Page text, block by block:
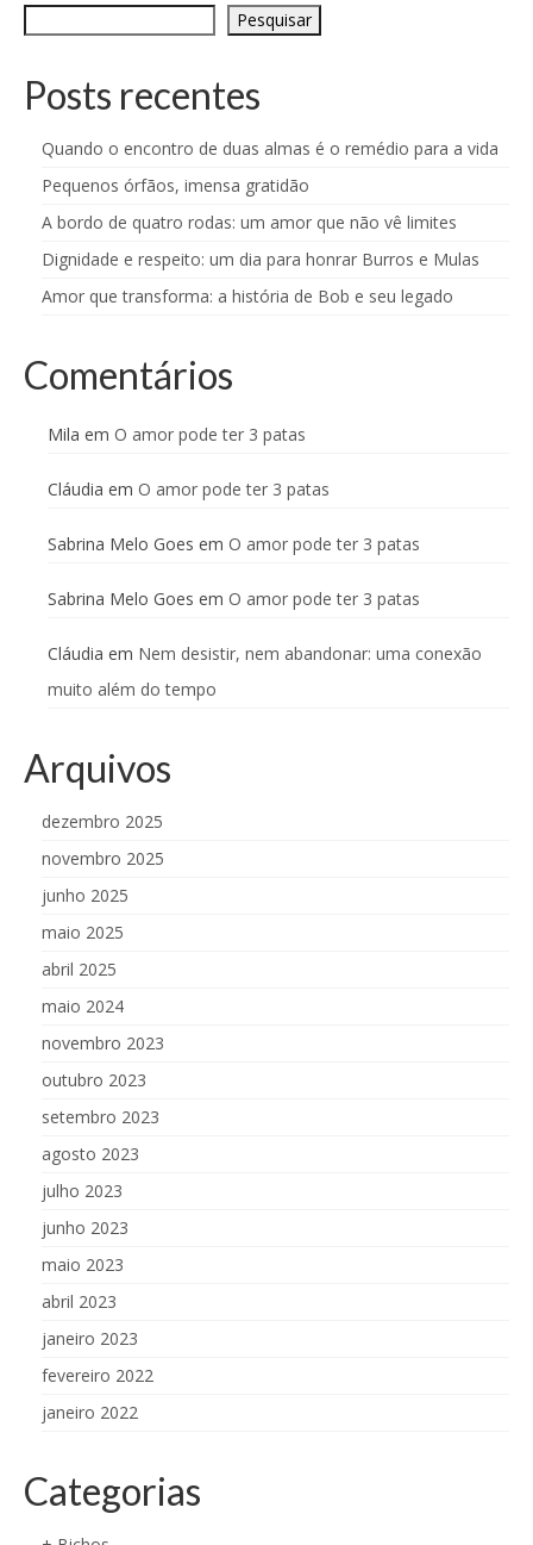
Pesquisar
Posts recentes
Quando o encontro de duas almas é o remédio para a vida
Pequenos órfãos, imensa gratidão
A bordo de quatro rodas: um amor que não vê limites
Dignidade e respeito: um dia para honrar Burros e Mulas
Amor que transforma: a história de Bob e seu legado
Comentários
Mila em O amor pode ter 3 patas
Cláudia em O amor pode ter 3 patas
Sabrina Melo Goes em O amor pode ter 3 patas
Sabrina Melo Goes em O amor pode ter 3 patas
Cláudia em Nem desistir, nem abandonar: uma conexão
muito além do tempo
Arquivos
dezembro 2025
novembro 2025
junho 2025
maio 2025
abril 2025
maio 2024
novembro 2023
outubro 2023
setembro 2023
agosto 2023
julho 2023
junho 2023
maio 2023
abril 2023
janeiro 2023
fevereiro 2022
janeiro 2022
Categorias